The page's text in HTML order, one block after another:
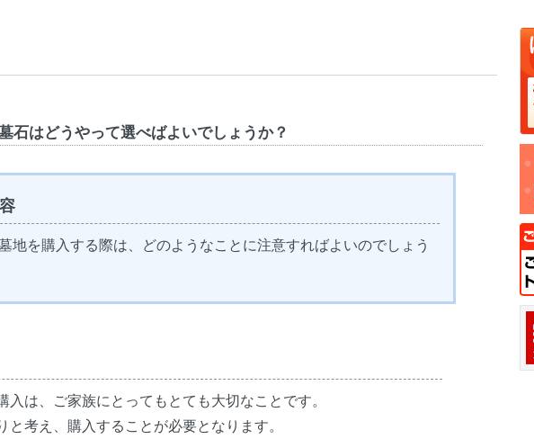
石はどうやって選べばよいでしょうか？
地を購入する際は、どのようなことに注意すればよいのでしょう
入は、ご家族にとってもとても大切なことです。
と考え、購入することが必要となります。